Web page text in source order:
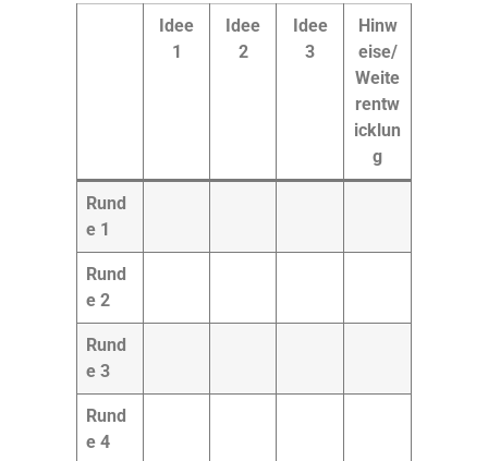
Idee
1
Idee
2
Idee
3
Hinw
eise/
Weite
rentw
icklun
g
Rund
e 1
Rund
e 2
Rund
e 3
Rund
e 4